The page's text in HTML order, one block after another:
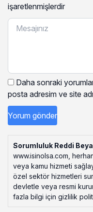
işaretlenmişlerdir
Daha sonraki
posta adresim ve site
Sorumluluk Reddi
www.isinolsa.com,
veya kamu hizmeti
özel sektör hizmetleri
devletle veya resmi
fazla bilgi için gizlilik